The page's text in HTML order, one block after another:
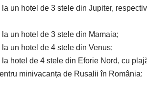
un hotel de 3 stele din Jupiter,
un hotel de 3 stele din Mamaia;
un hotel de 4 stele din Venus;
hotel de 4 stele din Eforie Nord, cu
minivacanța de Rusalii în România: